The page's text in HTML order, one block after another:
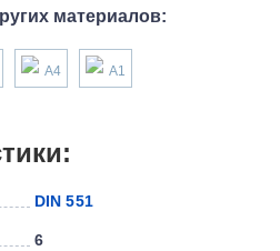
материалов:
А4 А1
DIN 551
6